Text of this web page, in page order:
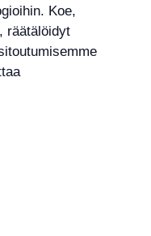
Koe,
räätälöidyt